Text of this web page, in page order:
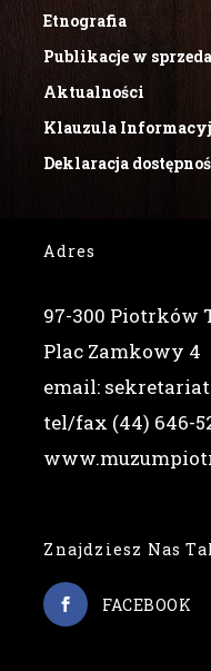
Etnografia
Publikacje w
Aktualności
Klauzula
Deklaracja
Adres
97-300 Piotrków
Plac Zamkowy 4
email:
tel/fax (44) 646-
Znajdziesz Nas
FACEBOOK